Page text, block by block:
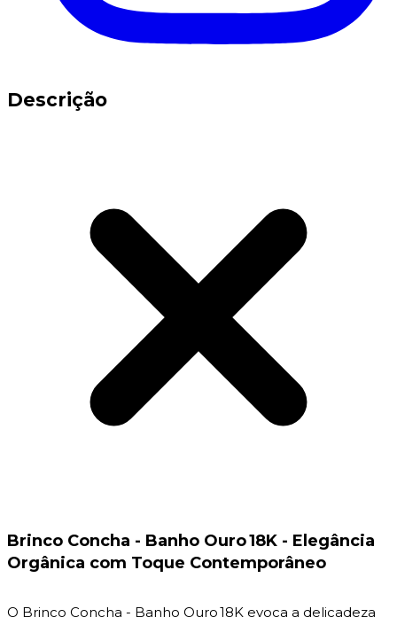
Descrição
Brinco Concha - Banho Ouro 18K - Elegância
Orgânica com Toque Contemporâneo
O Brinco Concha - Banho Ouro 18K evoca a delicadeza